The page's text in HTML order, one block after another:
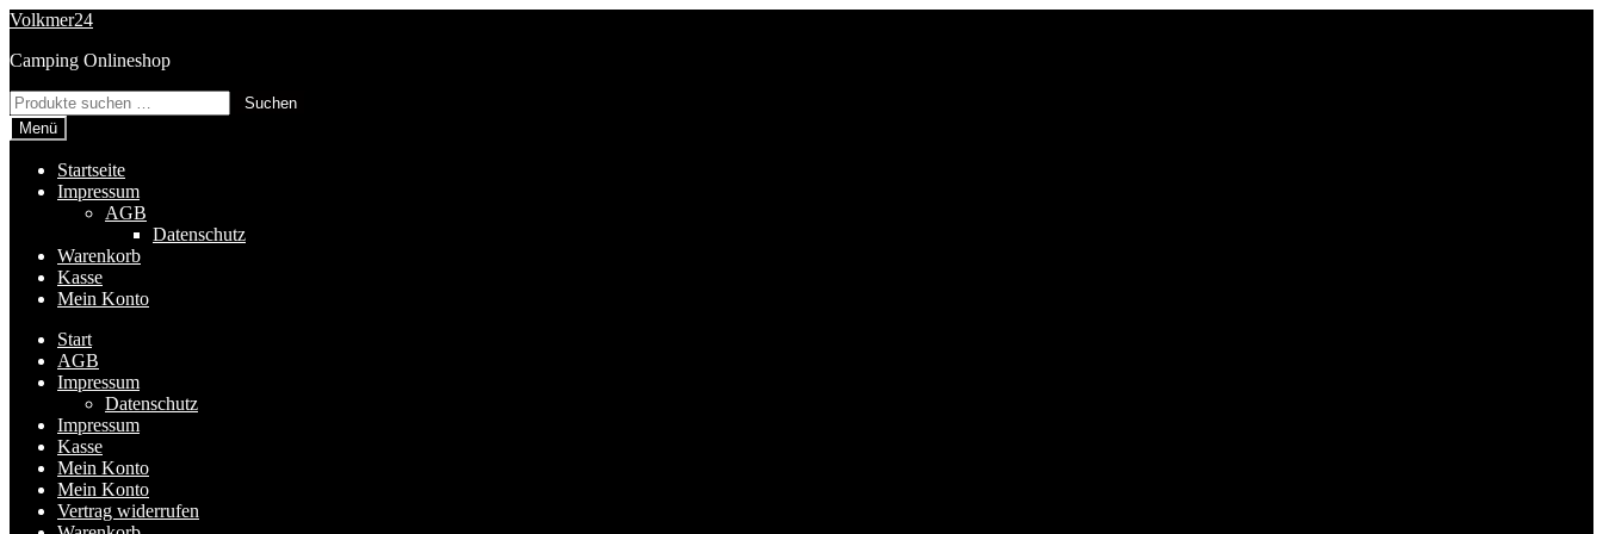
Zur
springen
Zum
springen
Volkmer24
Camping Onlineshop
Suchen
nach:
Suchen
Menü
Startseite
Impressum
AGB
Datenschutz
Warenkorb
Kasse
Mein Konto
Start
AGB
Impressum
Datenschutz
Impressum
Kasse
Mein Konto
Mein Konto
Vertrag widerrufen